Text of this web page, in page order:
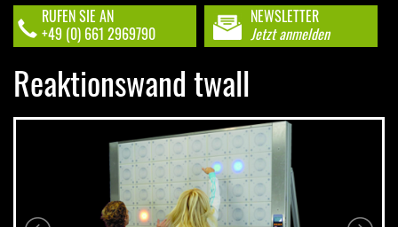
RUFEN SIE AN
+49 (0) 661 2969790
NEWSLETTER
Jetzt anmelden
Reaktionswand twall